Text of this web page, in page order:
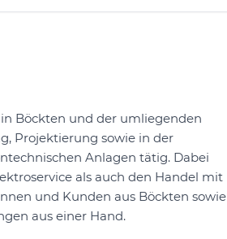
Böckten und der umliegenden
Projektierung sowie in der
Anlagen tätig. Dabei
als auch den Handel mit
und Kunden aus Böckten sowie
aus einer Hand.